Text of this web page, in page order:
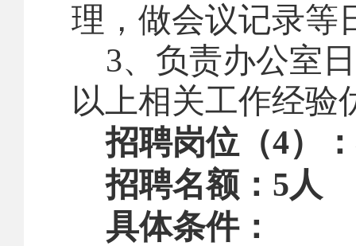
理，做会议记录等
3、负责办公室
以上相关工作经验
招聘岗位（4）
招聘名额： 5人
具体条件：